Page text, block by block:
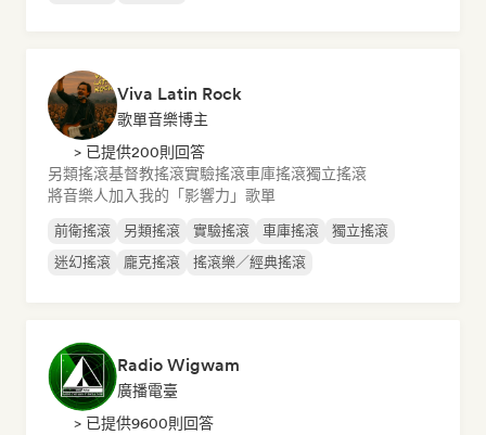
Viva Latin Rock
歌單音樂博主
> 已提供200則回答
另類搖滾基督教搖滾實驗搖滾車庫搖滾獨立搖滾
將音樂人加入我的「影響力」歌單
前衛搖滾 另類搖滾 實驗搖滾 車庫搖滾
獨立搖滾
迷幻搖滾
龐克搖滾 搖滾樂／經典搖滾
Radio Wigwam
廣播電臺
> 已提供9600則回答